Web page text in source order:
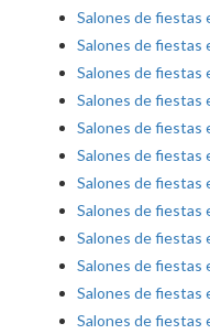
Salones de fiestas
Salones de fiestas
Salones de fiestas
Salones de fiestas
Salones de fiestas
Salones de fiestas
Salones de fiestas
Salones de fiestas
Salones de fiestas
Salones de fiestas
Salones de fiestas
Salones de fiestas